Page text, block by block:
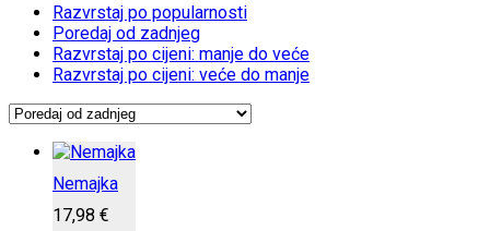
Razvrstaj po popularnosti
Poredaj od zadnjeg
Razvrstaj po cijeni: manje do veće
Razvrstaj po cijeni: veće do manje
Nemajka
17,98 €